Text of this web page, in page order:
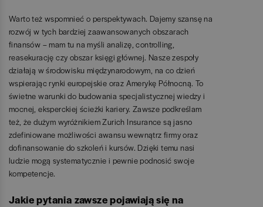
Warto też wspomnieć o perspektywach. Dajemy szansę na
rozwój w tych bardziej zaawansowanych obszarach
finansów – mam tu na myśli analizę, controlling,
reasekurację czy obszar księgi głównej. Nasze zespoły
działają w środowisku międzynarodowym, na co dzień
wspierając rynki europejskie oraz Amerykę Północną. To
świetne warunki do budowania specjalistycznej wiedzy i
mocnej, eksperckiej ścieżki kariery. Zawsze podkreślam
też, że dużym wyróżnikiem Zurich Insurance są jasno
zdefiniowane możliwości awansu wewnątrz firmy oraz
dofinansowanie do szkoleń i kursów. Dzięki temu nasi
ludzie mogą systematycznie i pewnie podnosić swoje
kompetencje.
Jakie pytania zawsze pojawiają się na